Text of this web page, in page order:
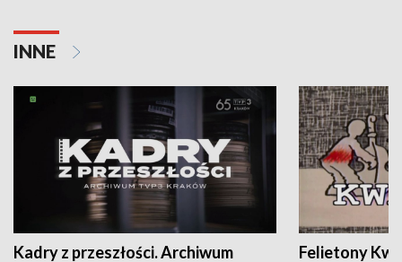
INNE
Kadry z przeszłości. Archiwum
Felietony